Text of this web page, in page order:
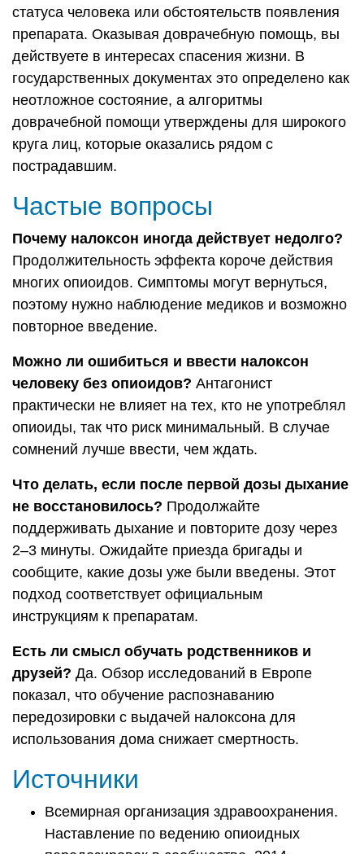
статуса человека или обстоятельств появления
препарата. Оказывая доврачебную помощь, вы
действуете в интересах спасения жизни. В
государственных документах это определено как
неотложное состояние, а алгоритмы
доврачебной помощи утверждены для широкого
круга лиц, которые оказались рядом с
пострадавшим.
Частые вопросы
Почему налоксон иногда действует недолго?
Продолжительность эффекта короче действия
многих опиоидов. Симптомы могут вернуться,
поэтому нужно наблюдение медиков и возможно
повторное введение.
Можно ли ошибиться и ввести налоксон
человеку без опиоидов? Антагонист
практически не влияет на тех, кто не употреблял
опиоиды, так что риск минимальный. В случае
сомнений лучше ввести, чем ждать.
Что делать, если после первой дозы дыхание
не восстановилось? Продолжайте
поддерживать дыхание и повторите дозу через
2–3 минуты. Ожидайте приезда бригады и
сообщите, какие дозы уже были введены. Этот
подход соответствует официальным
инструкциям к препаратам.
Есть ли смысл обучать родственников и
друзей? Да. Обзор исследований в Европе
показал, что обучение распознаванию
передозировки с выдачей налоксона для
использования дома снижает смертность.
Источники
Всемирная организация здравоохранения.
Наставление по ведению опиоидных